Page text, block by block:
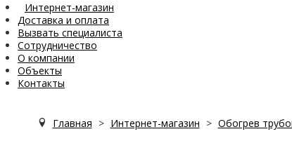
Интернет-магазин
Доставка и оплата
Вызвать специалиста
Сотрудничество
О компании
Объекты
Контакты
Главная > Интернет-магазин > Обогрев